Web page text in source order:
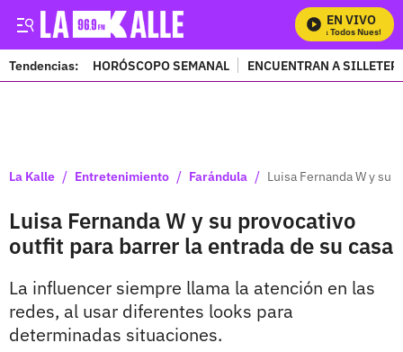
EN VIVO
Mira Todos Nuestros
Tendencias: HORÓSCOPO SEMANAL ENCUENTRAN A
La Kalle / Entretenimiento / Farándula / Luisa Fernanda W y su
Luisa Fernanda W y su provocativo
outfit para barrer la entrada de su casa
La influencer siempre llama la atención en las
redes, al usar diferentes looks para
determinadas situaciones.